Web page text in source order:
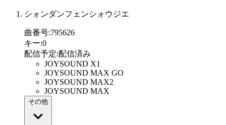
シォンダンフェンシォウジエ
曲番号:795626
キー:0
配信予定:配信済み
JOYSOUND X1
JOYSOUND MAX GO
JOYSOUND MAX2
JOYSOUND MAX
その他